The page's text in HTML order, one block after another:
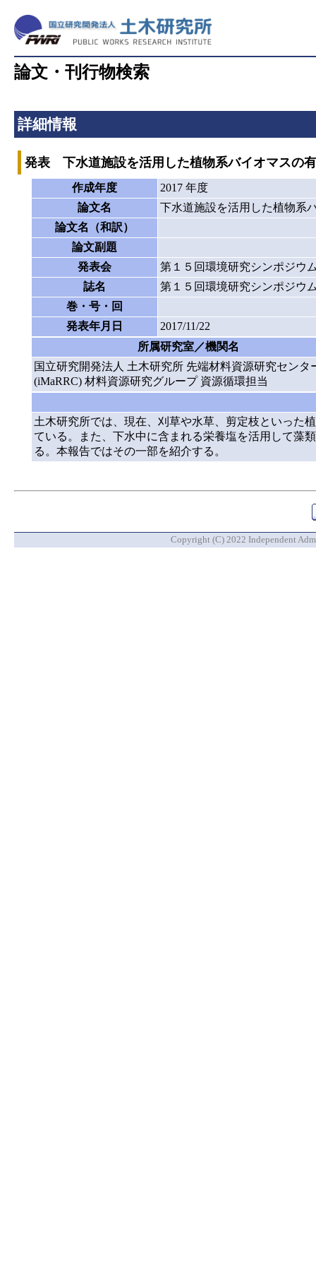
論文・刊行物検索
詳細情報
発表 下水道施設を活用した植物系バイオマスの
作成年度
2017 年度
論文名
下水道施設を活用した植物系
論文名（和訳）
論文副題
発表会
第１５回環境研究シンポジウ
誌名
第１５回環境研究シンポジウ
巻・号・回
発表年月日
2017/11/22
所属研究室／機関名
国立研究開発法人 土木研究所 先端材料資源研究センタ
(iMaRRC) 材料資源研究グループ 資源循環担当
土木研究所では、現在、刈草や水草、剪定枝といった
ている。また、下水中に含まれる栄養塩を活用して藻
る。本報告ではその一部を紹介する。
Copyright (C) 2022 Independent